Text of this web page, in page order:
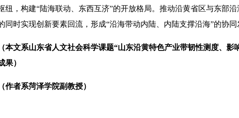
纽，构建“陆海联动、东西互济”的开放格局。推动沿黄省区与东部
同时实现创新要素回流，形成“沿海带动内陆、内陆支撑沿海”的协同
本文系山东省人文社会科学课题“山东沿黄特色产业带韧性测度、影
果）
者系菏泽学院副教授）